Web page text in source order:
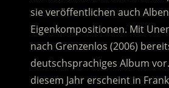
sie veröffentlichen auch
Eigenkompositionen. Mit
nach Grenzenlos (2006)
deutschsprachiges Album
diesem Jahr erscheint in